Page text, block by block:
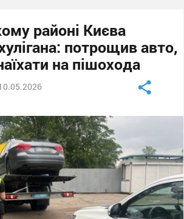
районі Києва
потрощив авто,
на пішохода